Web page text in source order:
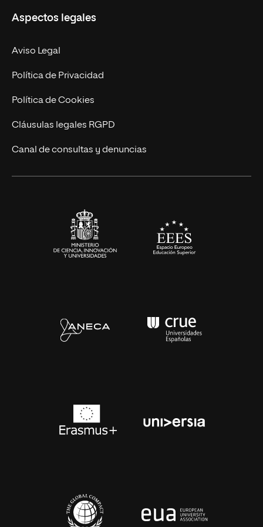
Empresa
MBA
Marketing y Comunicación
Ingeniería
Diseño
Ciencias de la Salud
Nuestro Equipo
Contacto
Aspectos legales
Aviso Legal
Política de Privacidad
Política de Cookies
Cláusulas legales RGPD
Canal de consultas y denuncias